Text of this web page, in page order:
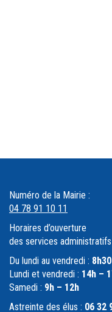
Numéro de la Mairie :
04 78 91 10 11
Horaires d’ouverture
des services
Du lundi au vendredi :
Lundi et vendredi : 14h –
Samedi : 9h – 12h
Astreinte des élus : 06 32